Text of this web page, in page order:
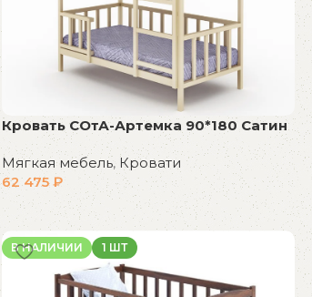
Кровать СОтА-Артемка 90*180 Сатин
Мягкая мебель, Кровати
62 475₽
В корзину
В НАЛИЧИИ 1 ШТ